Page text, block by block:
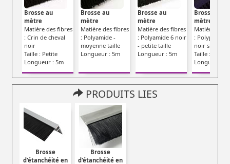
Brosse au
mètre
Matière des fibres
: Crin de cheval
noir
Taille : Petite
Longueur : 5m
Brosse au
mètre
Matière des fibres
: Polyamide -
moyenne taille
Longueur : 5m
Brosse au
mètre
Matière des fibres
: Polyamide 6 noir
- petite taille
Longueur : 5m
Brosse au
mètre
Matière des
:
noir strié
Taille :
Longueur :
PRODUITS LIES
Brosse
d'étanchéité en
Brosse
d'étanchéité en